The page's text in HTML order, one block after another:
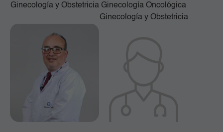
Ginecología y Obstetricia Ginecología Oncológica
Ginecología y Obstetricia